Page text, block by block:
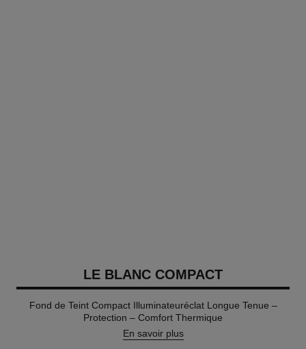
LE BLANC COMPACT
Fond de Teint Compact Illuminateuréclat Longue Tenue –
Protection – Comfort Thermique
En savoir plus